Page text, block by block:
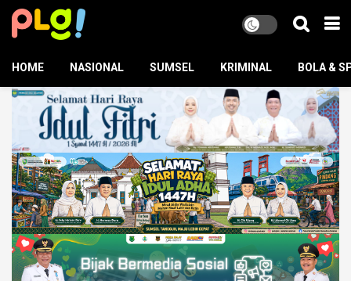
HOME NASIONAL SUMSEL KRIMINAL BOLA &